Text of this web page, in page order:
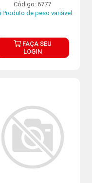
Código: 6777
Produto de peso variável
FAÇA SEU
LOGIN